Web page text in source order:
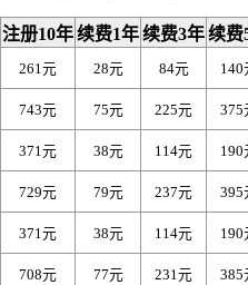
注册10年续费1年续费3年续费
261元 28元 84元 140
743元 75元 225元 375
371元 38元 114元 190
729元 79元 237元 395
371元 38元 114元 190
708元 77元 231元 385